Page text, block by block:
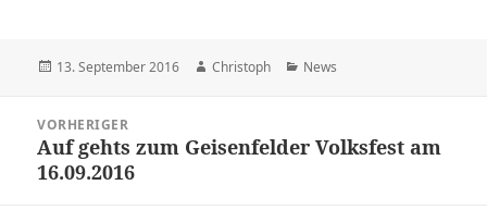
Veröffentlicht
13. September 2016 Autor
Christoph Kategorien
News
VORHERIGER
Vorheriger
Beitrag:
Auf gehts zum Geisenfelder Volksfest am
16.09.2016